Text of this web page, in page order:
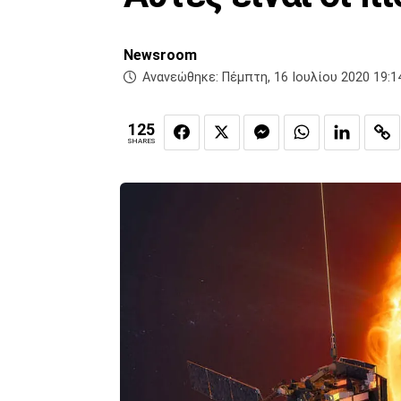
Newsroom
Ανανεώθηκε: Πέμπτη, 16 Ιουλίου 2020
125
SHARES